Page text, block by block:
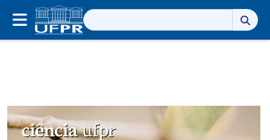
Pesquisar
por: